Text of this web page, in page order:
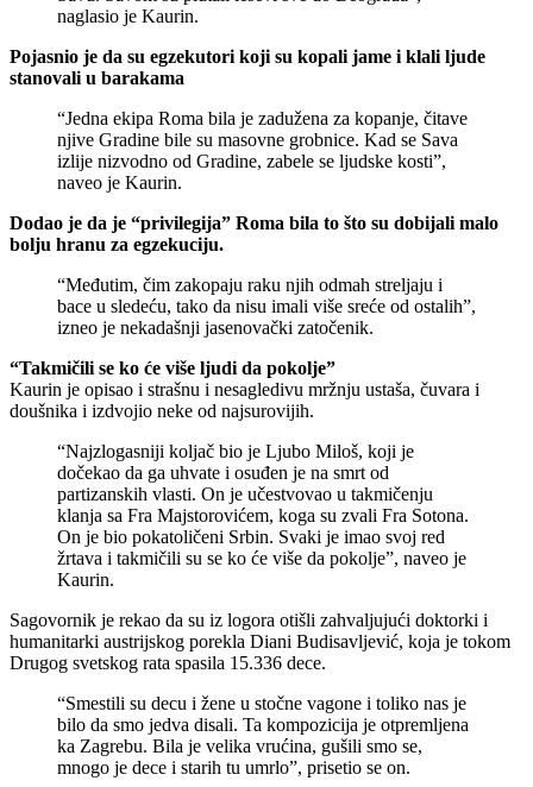
naglasio je Kaurin.
Pojasnio je da su egzekutori koji su kopali jame i klali ljude
stanovali u barakama
“Jedna ekipa Roma bila je zadužena za kopanje, čitave
njive Gradine bile su masovne grobnice. Kad se Sava
izlije nizvodno od Gradine, zabele se ljudske kosti”,
naveo je Kaurin.
Dodao je da je “privilegija” Roma bila to što su dobijali malo
bolju hranu za egzekuciju.
“Međutim, čim zakopaju raku njih odmah streljaju i
bace u sledeću, tako da nisu imali više sreće od ostalih”,
izneo je nekadašnji jasenovački zatočenik.
“Takmičili se ko će više ljudi da pokolje”
Kaurin je opisao i strašnu i nesagledivu mržnju ustaša, čuvara i
doušnika i izdvojio neke od najsurovijih.
“Najzlogasniji koljač bio je Ljubo Miloš, koji je
dočekao da ga uhvate i osuđen je na smrt od
partizanskih vlasti. On je učestvovao u takmičenju
klanja sa Fra Majstorovićem, koga su zvali Fra Sotona.
On je bio pokatoličeni Srbin. Svaki je imao svoj red
žrtava i takmičili su se ko će više da pokolje”, naveo je
Kaurin.
Sagovornik je rekao da su iz logora otišli zahvaljujući doktorki i
humanitarki austrijskog porekla Diani Budisavljević, koja je tokom
Drugog svetskog rata spasila 15.336 dece.
“Smestili su decu i žene u stočne vagone i toliko nas je
bilo da smo jedva disali. Ta kompozicija je otpremljena
ka Zagrebu. Bila je velika vrućina, gušili smo se,
mnogo je dece i starih tu umrlo”, prisetio se on.